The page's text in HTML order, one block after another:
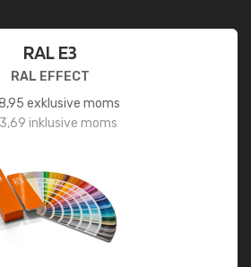
RAL E3
RAL EFFECT
exklusive moms
inklusive moms